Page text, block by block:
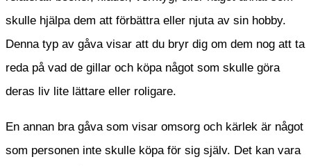
skulle hjälpa dem att förbättra eller njuta av sin hobby.
Denna typ av gåva visar att du bryr dig om dem nog att ta
reda på vad de gillar och köpa något som skulle göra
deras liv lite lättare eller roligare.
En annan bra gåva som visar omsorg och kärlek är något
som personen inte skulle köpa för sig själv. Det kan vara